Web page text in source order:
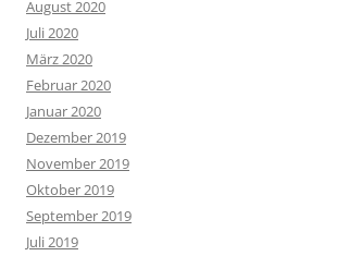
August 2020
Juli 2020
März 2020
Februar 2020
Januar 2020
Dezember 2019
November 2019
Oktober 2019
September 2019
Juli 2019